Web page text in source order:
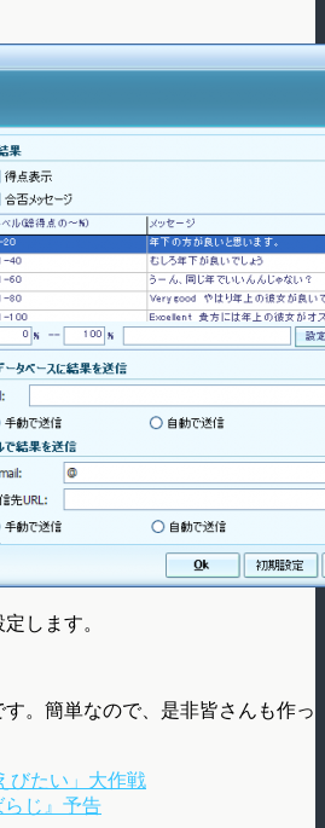
します。
。簡単なので、是非皆さんも作っ
びたい」大作戦
じ』予告